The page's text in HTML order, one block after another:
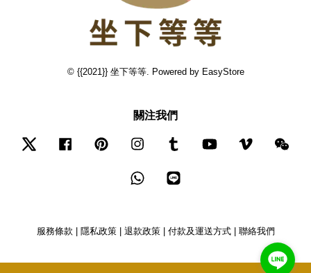
© {{2021}} 坐下等等. Powered by EasyStore
關注我們
Twitter Facebook Pinterest Instagram Tumblr YouTube Vimeo
Whatsapp
服務條款 | 隱私政策| 退款政策| 付款及運送方式| 聯絡我們